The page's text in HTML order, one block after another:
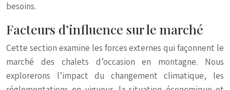
besoins.
Facteurs d’influence sur le marché
Cette section examine les forces externes qui façonnent le
marché des chalets d’occasion en montagne. Nous
explorerons l’impact du changement climatique, les